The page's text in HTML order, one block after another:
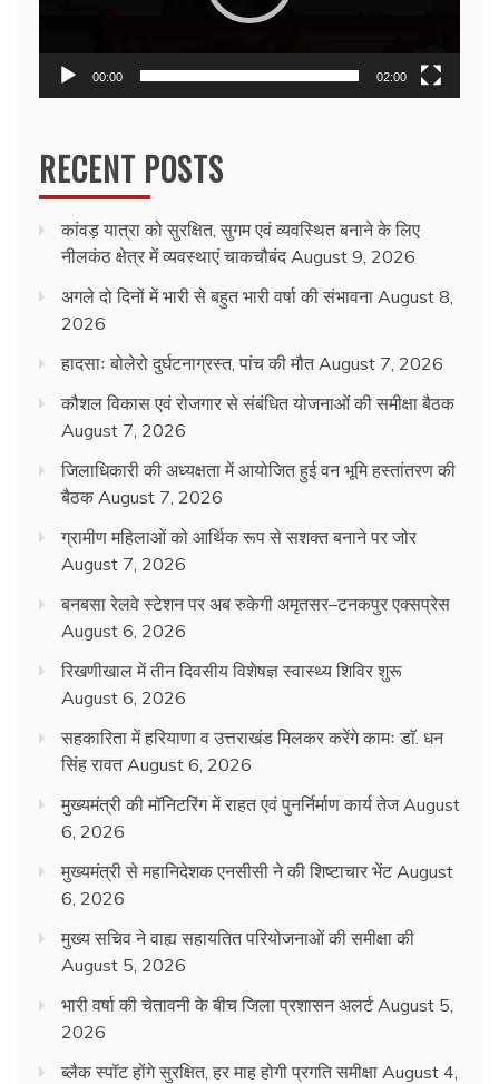
00:00 02:00
RECENT POSTS
कांवड़ यात्रा को सुरक्षित, सुगम एवं व्यवस्थित बनाने के लिए
नीलकंठ क्षेत्र में व्यवस्थाएं चाकचौबंद August 9, 2026
अगले दो दिनों में भारी से बहुत भारी वर्षा की संभावना August 8,
2026
हादसाः बोलेरो दुर्घटनाग्रस्त, पांच की मौत August 7, 2026
कौशल विकास एवं रोजगार से संबंधित योजनाओं की समीक्षा बैठक
August 7, 2026
जिलाधिकारी की अध्यक्षता में आयोजित हुई वन भूमि हस्तांतरण की
बैठक August 7, 2026
ग्रामीण महिलाओं को आर्थिक रूप से सशक्त बनाने पर जोर
August 7, 2026
बनबसा रेलवे स्टेशन पर अब रुकेगी अमृतसर–टनकपुर एक्सप्रेस
August 6, 2026
रिखणीखाल में तीन दिवसीय विशेषज्ञ स्वास्थ्य शिविर शुरू
August 6, 2026
सहकारिता में हरियाणा व उत्तराखंड मिलकर करेंगे कामः डाॅ. धन
सिंह रावत August 6, 2026
मुख्यमंत्री की मॉनिटरिंग में राहत एवं पुनर्निर्माण कार्य तेज August
6, 2026
मुख्यमंत्री से महानिदेशक एनसीसी ने की शिष्टाचार भेंट August
6, 2026
मुख्य सचिव ने वाह्य सहायतित परियोजनाओं की समीक्षा की
August 5, 2026
भारी वर्षा की चेतावनी के बीच जिला प्रशासन अलर्ट August 5,
2026
ब्लैक स्पॉट होंगे सुरक्षित, हर माह होगी प्रगति समीक्षा August 4,